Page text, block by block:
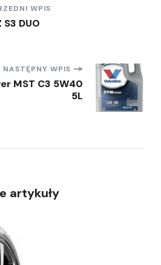
WPIS
S3 DUO
NASTĘPNY WPIS
MST C3 5W40
5L
artykuły